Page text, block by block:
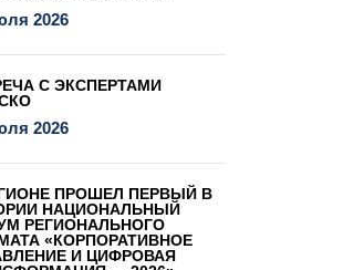
2026
С ЭКСПЕРТАМИ
2026
ПРОШЕЛ ПЕРВЫЙ В
НАЦИОНАЛЬНЫЙ
РЕГИОНАЛЬНОГО
«КОРПОРАТИВНОЕ
И ЦИФРОВАЯ